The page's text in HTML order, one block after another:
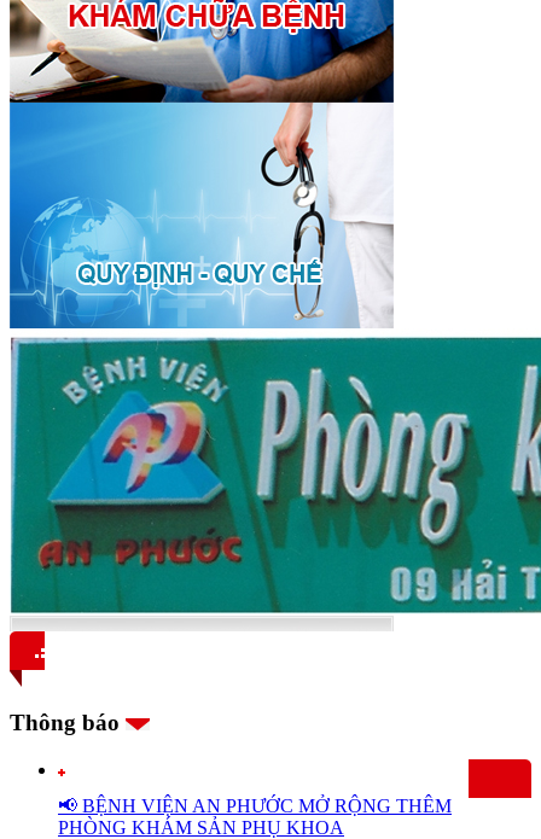
Thông báo
📢 BỆNH VIỆN AN PHƯỚC MỞ RỘNG THÊM
PHÒNG KHÁM SẢN PHỤ KHOA